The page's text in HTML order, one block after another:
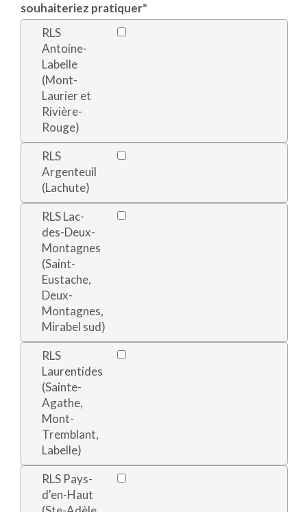
souhaiteriez pratiquer*
RLS
Antoine-
Labelle
(Mont-
Laurier et
Rivière-
Rouge)
RLS
Argenteuil
(Lachute)
RLS Lac-
des-Deux-
Montagnes
(Saint-
Eustache,
Deux-
Montagnes,
Mirabel sud)
RLS
Laurentides
(Sainte-
Agathe,
Mont-
Tremblant,
Labelle)
RLS Pays-
d'en-Haut